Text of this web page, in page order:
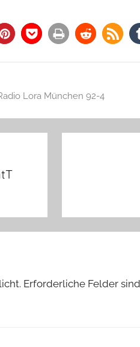
Lora München 92-4
Erforderliche Felder